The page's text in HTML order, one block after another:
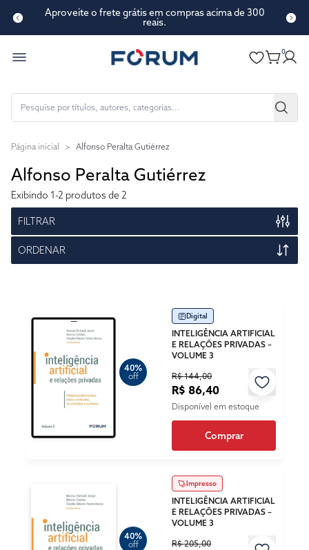
Aproveite o frete grátis em compras acima de 300
reais.
0
Página inicial > Alfonso Peralta Gutiérrez
Alfonso Peralta Gutiérrez
Exibindo 1-2 produtos de 2
FILTRAR
ORDENAR
40%
off
Digital
INTELIGÊNCIA ARTIFICIAL
E RELAÇÕES PRIVADAS –
VOLUME 3
R$ 144,00
R$ 86,40
Disponível em estoque
Comprar
40%
off
Impresso
INTELIGÊNCIA ARTIFICIAL
E RELAÇÕES PRIVADAS –
VOLUME 3
R$ 205,00